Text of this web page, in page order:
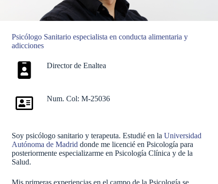
Psicólogo Sanitario especialista en conducta alimentaria y
adicciones
Director de Enaltea
Num. Col: M-25036
Soy psicólogo sanitario y terapeuta. Estudié en la Universidad
Autónoma de Madrid donde me licencié en Psicología para
posteriormente especializarme en Psicología Clínica y de la
Salud.
Mis primeras experiencias en el campo de la Psicología se